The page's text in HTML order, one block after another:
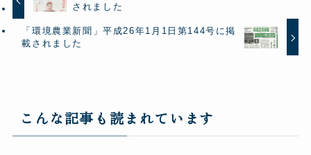
されました
「環境農業新聞」平成26年1月1日第144号に掲
載されました
こんな記事も読まれています